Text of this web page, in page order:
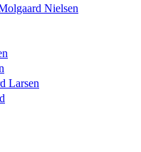
Nielsen
Larsen